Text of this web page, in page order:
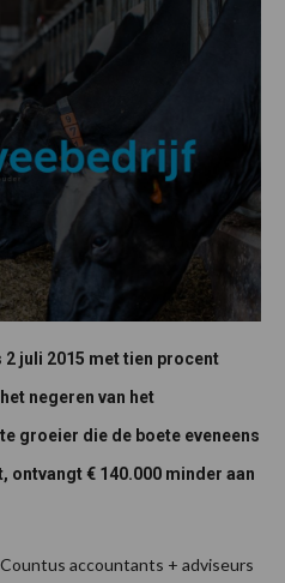
juli 2015 met tien procent
negeren van het
groeier die de boete eveneens
€ 140.000 minder aan
accountants + adviseurs